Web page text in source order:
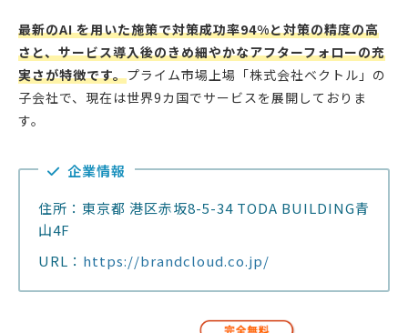
最新のAI を用いた施策で対策成功率94%と対策の精度の高
さと、サービス導入後のきめ細やかなアフターフォローの充
実さが特徴です。プライム市場上場「株式会社ベクトル」の
子会社で、現在は世界9カ国でサービスを展開しておりま
す。
企業情報
住所：東京都 港区赤坂8-5-34 TODA BUILDING青
山4F
URL： https://brandcloud.co.jp/